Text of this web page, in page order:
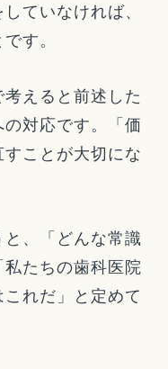
ていなければ、
す。
えると前述した
対応です。「価
ことが大切にな
、「どんな常識
たちの歯科医院
れだ」と定めて